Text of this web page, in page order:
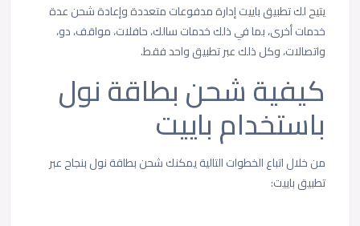
يتيح لك تطبيق باييت إدارة مدفوعات متعددة وإعادة شحن عدة
خدمات أخرى، بما في ذلك خدمات سالك، حافلات، مواقف، دو،
واتصالات، وكل ذلك عبر تطبيق واحد فقط.
كيفية شحن بطاقة نول
باستخدام باييت
من خلال اتباع الخطوات التالية يمكنك شحن بطاقة نول بنجاح عبر
تطبيق باييت: